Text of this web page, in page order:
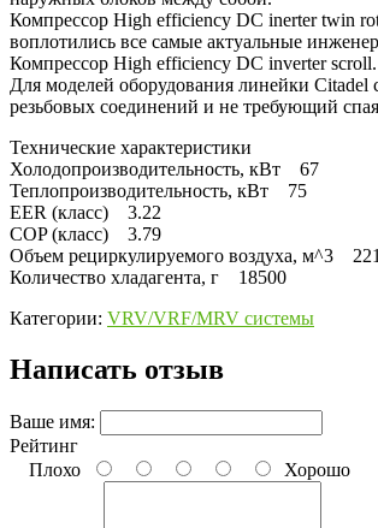
Компрессор High efficiency DC inerter twin
воплотились все самые актуальные
Компрессор High efficiency DC inverter
Для моделей оборудования линейки
резьбовых соединений и не требующий
Технические характеристики
EER (класс)
COP (класс)
Объем рециркулируемого
Количество хладагента, г 18500
Категории: VRV/VRF/MRV системы
Написать отзыв
Ваше имя:
Рейтинг
Плохо
Хорошо